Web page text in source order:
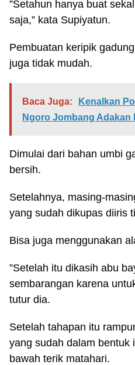
”Setahun hanya buat
saja,” kata Supiyatun.
Pembuatan keripik
juga tidak mudah.
Baca Juga:
Kenalkan
Ngoro Jombang Adakan
Dimulai dari bahan umbi
bersih.
Setelahnya, masing-
yang sudah dikupas diiris
Bisa juga menggunakan
”Setelah itu dikasih abu
sembarangan karena
tutur dia.
Setelah tahapan itu
yang sudah dalam bentuk
bawah terik matahari.